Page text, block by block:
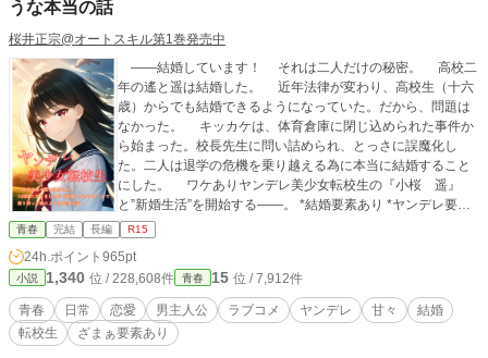
難の日々が始まった。 が、この時の古羊姉妹はまだ知らなか
ったのだ。 彼の蜂蜜のように甘い優しさが自分たち姉妹をど
んどん狂わせていくことに。 ※【カクヨム】にて編掲載中。
【ネオページ】にて序盤のみお試し掲載中。【Nolaノベル】
【Tales】にて完全版を公開中。 イラスト担当：さんさん
うな本当の話
桜井正宗@オートスキル第1巻発売中
――結婚しています！ それは二人だけの秘密。 高校二
年の遙と遥は結婚した。 近年法律が変わり、高校生（十六
歳）からでも結婚できるようになっていた。だから、問題は
なかった。 キッカケは、体育倉庫に閉じ込められた事件か
ら始まった。校長先生に問い詰められ、とっさに誤魔化し
た。二人は退学の危機を乗り越える為に本当に結婚すること
にした。 ワケありヤンデレ美少女転校生の『小桜 遥』
と”新婚生活”を開始する――。 *結婚要素あり *ヤンデレ要素
あり
青春 完結 長編 R15
24h.ポイント 965pt
小説 1,340 位 / 228,608件 青春 15 位 / 7,912件
青春 日常 恋愛 男主人公 ラブコメ ヤンデレ 甘々
結婚
転校生
ざまぁ要素あり